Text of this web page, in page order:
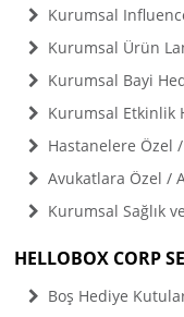
Kurumsal
Kurumsal Ürün
Kurumsal Bayi
Kurumsal Etkinlik
Hastanelere Özel
Avukatlara Özel /
Kurumsal Sağlık
HELLOBOX CORP
Boş Hediye